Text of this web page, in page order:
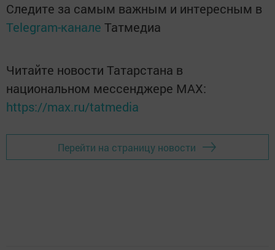
Следите за самым важным и интересным в
Telegram-канале Татмедиа
Читайте новости Татарстана в
национальном мессенджере MАХ:
https://max.ru/tatmedia
Перейти на страницу новости